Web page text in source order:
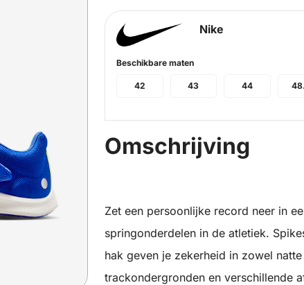
Nike
Beschikbare maten
42 43 44
Omschrijving
Zet een persoonlijke record neer in
springonderdelen in de atletiek.
hak geven je zekerheid in zowel
trackondergronden en verschillende